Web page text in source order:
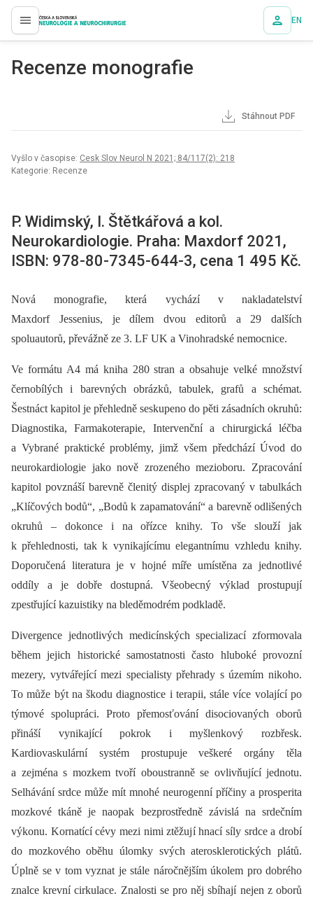
proLékaře.cz EN
Recenze monografie
Stáhnout PDF
Vyšlo v časopise: Cesk Slov Neurol N 2021; 84/117(2): 218
Kategorie: Recenze
P. Widimský, I. Štětkářová a kol.
Neurokardiologie. Praha: Maxdorf 2021,
ISBN: 978-80-7345-644-3, cena 1 495 Kč.
Nová monografie, která vychází v nakladatelství
Maxdorf Jessenius, je dílem dvou editorů a 29 dalších
spoluautorů, převážně ze 3. LF UK a Vinohradské nemocnice.
Ve formátu A4 má kniha 280 stran a obsahuje velké množství
černobílých i barevných obrázků, tabulek, grafů a schémat.
Šestnáct kapitol je přehledně seskupeno do pěti zásadních okruhů:
Dia­gnostika, Farmakoterapie, Intervenční a chirurgická léčba
a Vybrané praktické problémy, jimž všem předchází Úvod do
neurokardiologie jako nově zrozeného mezioboru. Zpracování
kapitol povznáší barevně členitý displej zpracovaný v tabulkách
„Klíčových bodů“, „Bodů k zapamatování“ a barevně odlišených
okruhů –⁠ dokonce i na ořízce knihy. To vše slouží jak
k přehlednosti, tak k vynikajícímu elegantnímu vzhledu knihy.
Doporučená literatura je v hojné míře umístěna za jednotlivé
oddíly a je dobře dostupná. Všeobecný výklad prostupují
zpestřující kazuistiky na bleděmodrém podkladě.
Divergence jednotlivých medicínských specializací zformovala
během jejich historické samostatnosti často hluboké provozní
mezery, vytvářející mezi specialisty přehrady s územím nikoho.
To může být na škodu dia­gnostice i terapii, stále více volající po
týmové spolupráci. Proto přemosťování disociovaných oborů
přináší vynikající pokrok i myšlenkový rozbřesk.
Kardiovaskulární systém prostupuje veškeré orgány těla
a zejména s mozkem tvoří oboustranně se ovlivňující jednotu.
Selhávání srdce může mít mnohé neurogenní příčiny a prosperita
mozkové tkáně je naopak bezprostředně závislá na srdečním
výkonu. Kornatící cévy mezi nimi ztěžují hnací síly srdce a drobí
do mozkového oběhu úlomky svých aterosklerotických plátů.
Úplně se v tom vyznat je stále náročnějším úkolem pro dobrého
znalce krevní cirkulace. Znalosti se pro něj sbíhají nejen z oborů